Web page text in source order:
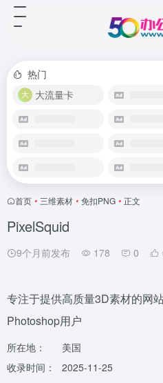
热门
大流量卡
首页 • 三维素材 • 免扣PNG • 正文
PixelSquid
9个月前发布 178 0
专注于提供高质量3D素材的网
Photoshop用户
所在地：
美国
收录时间：
2025-11-25